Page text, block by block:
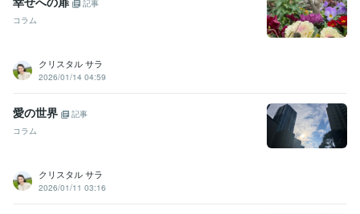
得意分野
悩み相談・カウンセリング クリスタルカードリーディング
英語 日常会話レベル
記事
コラム
クリスタル サラ
2026/01/14 04:59
愛の世界
記事
コラム
クリスタル サラ
2026/01/11 03:16